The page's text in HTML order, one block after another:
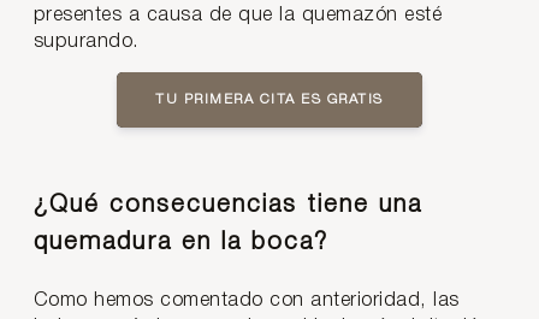
presentes a causa de que la quemazón esté
supurando.
TU PRIMERA CITA ES GRATIS
¿Qué consecuencias tiene una
quemadura en la boca?
Como hemos comentado con anterioridad, las